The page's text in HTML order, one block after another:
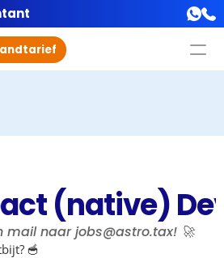
(native)
mail naar jobs@astro.tax! 🚀
🥣